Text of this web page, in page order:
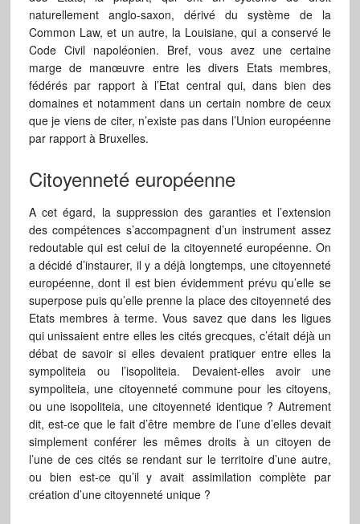
naturellement anglo-saxon, dérivé du système de la
Common Law, et un autre, la Louisiane, qui a conservé le
Code Civil napoléonien. Bref, vous avez une certaine
marge de manœuvre entre les divers Etats membres,
fédérés par rapport à l’Etat central qui, dans bien des
domaines et notamment dans un certain nombre de ceux
que je viens de citer, n’existe pas dans l’Union européenne
par rapport à Bruxelles.
Citoyenneté européenne
A cet égard, la suppression des garanties et l’extension
des compétences s’accompagnent d’un instrument assez
redoutable qui est celui de la citoyenneté européenne. On
a décidé d’instaurer, il y a déjà longtemps, une citoyenneté
européenne, dont il est bien évidemment prévu qu’elle se
superpose puis qu’elle prenne la place des citoyenneté des
Etats membres à terme. Vous savez que dans les ligues
qui unissaient entre elles les cités grecques, c’était déjà un
débat de savoir si elles devaient pratiquer entre elles la
sympoliteia ou l’isopoliteia. Devaient-elles avoir une
sympoliteia, une citoyenneté commune pour les citoyens,
ou une isopoliteia, une citoyenneté identique ? Autrement
dit, est-ce que le fait d’être membre de l’une d’elles devait
simplement conférer les mêmes droits à un citoyen de
l’une de ces cités se rendant sur le territoire d’une autre,
ou bien est-ce qu’il y avait assimilation complète par
création d’une citoyenneté unique ?